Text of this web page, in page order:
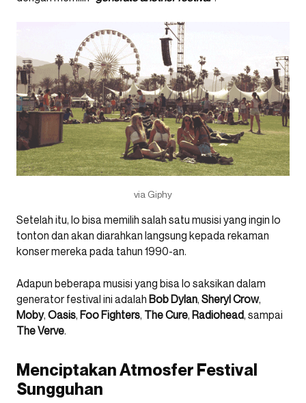
via Giphy
Setelah itu, lo bisa memilih salah satu musisi yang ingin lo
tonton dan akan diarahkan langsung kepada rekaman
konser mereka pada tahun 1990-an.
Adapun beberapa musisi yang bisa lo saksikan dalam
generator festival ini adalah Bob Dylan, Sheryl Crow,
Moby, Oasis, Foo Fighters, The Cure, Radiohead, sampai
The Verve.
Menciptakan Atmosfer Festival
Sungguhan